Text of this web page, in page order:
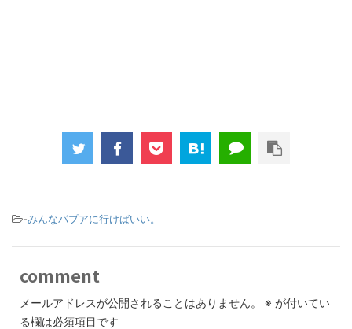
-みんなパプアに行けばいい。
comment
メールアドレスが公開されることはありません。 ※ が付いてい
る欄は必須項目です